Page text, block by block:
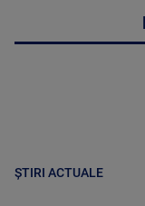
ȘTIRI ACTUALE